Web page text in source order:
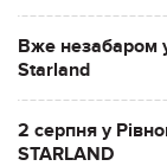
Вже незабаром у
Starland
2 серпня у
STARLAND